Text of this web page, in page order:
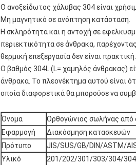
Ο ανοξείδωτος χάλυβας 304 είναι
Μη μαγνητικό σε ανόπτηση κατάσταση.
Η σκληρότητα και η αντοχή σε
περιεκτικότητα σε άνθρακα,
θερμική επεξεργασία δεν είναι πρακτική.
Ο βαθμός 304L (L= χαμηλός άνθρακας)
άνθρακα. Το πλεονέκτημα αυτού είναι
οποία διαφορετικά θα μπορούσε να
Όνομα
Ορθογώνιος σωλήνας από
Εφαρμογή
Διακόσμηση κατασκευών
Πρότυπο
JIS/SUS/GB/DIN/ASTM/
Υλικό
201/202/301/303/304/